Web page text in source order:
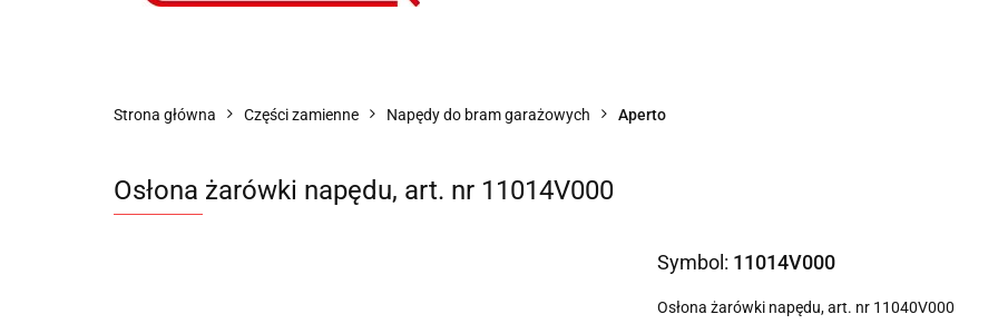
Strona główna Części zamienne Napędy do bram garażowych Aperto
Osłona żarówki napędu, art. nr 11014V000
Symbol: 11014V000
Osłona żarówki napędu, art. nr 11040V000